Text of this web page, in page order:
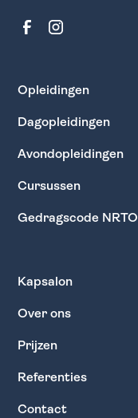
Opleidingen
Dagopleidingen
Avondopleidingen
Cursussen
Gedragscode NRTO
Kapsalon
Over ons
Prijzen
Referenties
Contact